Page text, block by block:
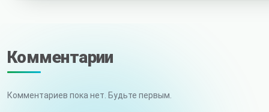
Комментарии
Комментариев пока нет. Будьте первым.